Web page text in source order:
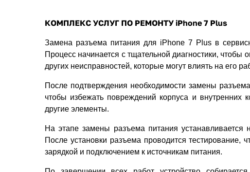
КОМПЛЕКС УСЛУГ ПО РЕМОНТУ iPhone 7 Plus
Замена разъема питания для iPhone 7 Plus в
Процесс начинается с тщательной диагностики,
других неисправностей, которые могут влиять на его
После подтверждения необходимости замены
чтобы избежать повреждений корпуса и внутренних
другие элементы.
На этапе замены разъема питания устанавливается
После установки разъема проводится
зарядкой и подключением к источникам питания.